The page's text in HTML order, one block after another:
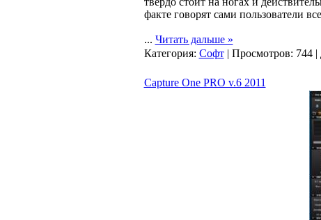
факте говорят сами пользователи
... Читать дальше »
Категория: Софт| Просмотров: 744 |
Capture One PRO v.6 2011